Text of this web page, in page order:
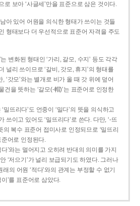
로 보아 ‘사글세’만을 표준으로 삼은 것이다.
아 있어 어원을 의식한 형태가 쓰이는 것들
형태보다 더 우선적으로 표준어 자격을 주도
변화된 형태인 ‘가리, 갈모, 수지’ 등도 각각
널리 쓰이므로 ‘갈비, 갓모, 휴지’의 형태를
‘갓모’와는 별개로 비가 올 때 갓 위에 덮어
건을 뜻하는 ‘갈모(-帽)’는 표준어로 인정한
밀뜨리다’도 언중이 ‘밀다’의 뜻을 의식하고
쓰이고 있어도 ‘밀뜨리다’로 쓴다. 다만, ‘-뜨
의 복수 표준어 접미사로 인정되므로 ‘밀뜨리
준어로 인정된다.
’와는 멀어지고 오히려 반대의 의미를 가지
‘저으기’가 널리 보급되기도 하였다. 그러나
의 어원 ‘적다’와의 관계는 부정할 수 없기
이’를 표준어로 삼았다.